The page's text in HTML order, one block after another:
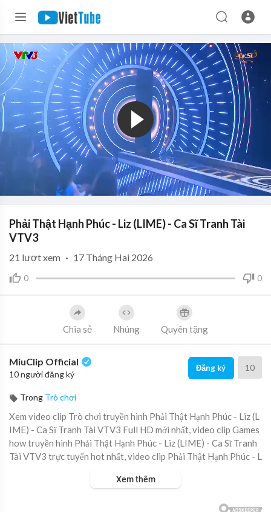
Phải Thật Hạnh Phúc - Liz (LIME) - Ca Sĩ Tranh Tài
VTV3
0 0
21 lượt xem · 17 Tháng Hai 2026
Chia sẻ Nhúng Quyên tặng
MiuClip Official
10 người đăng ký
Đăng ký 10
Trong Trò chơi
Xem video clip Trò chơi truyền hình Phải Thật Hạnh Phúc - Liz (L
IME) - Ca Sĩ Tranh Tài VTV3 Full HD mới nhất, video clip Games
how truyền hình Phải Thật Hạnh Phúc - Liz (LIME) - Ca Sĩ Tranh
Tài VTV3 trực tuyến hot nhất, video clip Phải Thật Hạnh Phúc - L
Xem thêm